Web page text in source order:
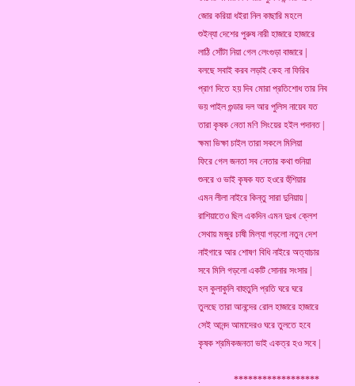
জোর করিয়া ধইরা নিল কাছারি মহলে
শুইন্যা দেশের পুরুষ নারী হাজারে হাজারে
লাঠি সোঁটা নিয়া গেল লেংগুড়া বাজারে |
বলছে সবাই করব লড়াই কেহ না ফিরিব
প্রাণ দিতে হয় দিব মোরা প্রতিশোধ তার নিব
ভয় পাইল গুন্ডার দল আর পুলিস নায়েব যত
তারা কৃষক নেতা মণি সিংয়ের হইল পদানত |
ক্ষমা ভিক্ষা চাইল তারা সকলে মিলিয়া
ফিরে গেল জনতা সব নেতার কথা শুনিয়া
শুনরে ও ভাই কৃষক যত হওরে হুঁশিয়ার
এমন লীলা নাইরে কিন্তু সারা দুনিয়ায় |
রাশিয়াতেও ছিল একদিন এমন দুঃখ ক্লেশ
সেথায় মজুর চাষী মিল্যা গড়লো নতুন দেশ
নাইগারে আর শোষণ বিধি নাইরে অত্যাচার
সবে মিলি গড়লো একটি সোনার সংসার |
হল কুলাকুলি বাহুতুলি প্রতি ঘরে ঘরে
তুলছে তারা আনন্দের রোল হাজারে হাজারে
সেই আনন্দ আমাদেরও ঘরে তুলতে হবে
কৃষক শ্রমিকজনতা ভাই একত্র হও সবে |
. ******************